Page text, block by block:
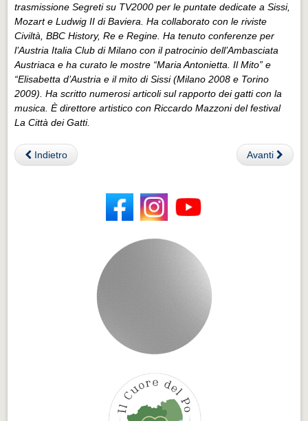
trasmissione Segreti su TV2000 per le puntate dedicate a Sissi,
Mozart e Ludwig II di Baviera. Ha collaborato con le riviste
Civiltà, BBC History, Re e Regine. Ha tenuto conferenze per
l’Austria Italia Club di Milano con il patrocinio dell’Ambasciata
Austriaca e ha curato le mostre “Maria Antonietta. Il Mito” e
“Elisabetta d’Austria e il mito di Sissi (Milano 2008 e Torino
2009). Ha scritto numerosi articoli sul rapporto dei gatti con la
musica. È direttore artistico con Riccardo Mazzoni del festival
La Città dei Gatti.
Indietro Avanti